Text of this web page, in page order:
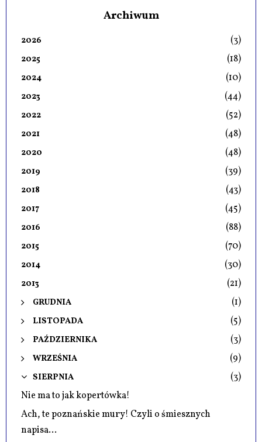
Archiwum
2026 (3)
2025 (18)
2024 (10)
2023 (44)
2022 (52)
2021 (48)
2020 (48)
2019 (39)
2018 (43)
2017 (45)
2016 (88)
2015 (70)
2014 (30)
2013 (21)
GRUDNIA (1)
LISTOPADA (5)
PAŹDZIERNIKA (3)
WRZEŚNIA (9)
SIERPNIA
(3)
Nie ma to jak kopertówka!
Ach, te poznańskie mury! Czyli o śmiesznych
napisa...